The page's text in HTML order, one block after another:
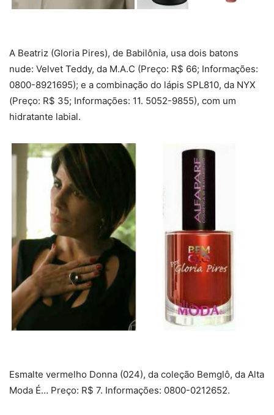
A Beatriz (Gloria Pires), de Babilônia, usa dois batons
nude: Velvet Teddy, da M.A.C (Preço: R$ 66; Informações:
0800-8921695); e a combinação do lápis SPL810, da NYX
(Preço: R$ 35; Informações: 11. 5052-9855), com um
hidratante labial.
Esmalte vermelho Donna (024), da coleção Bemglô, da Alta
Moda É… Preço: R$ 7. Informações: 0800-0212652.